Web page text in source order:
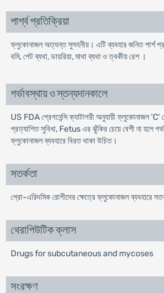
পার্শ্ব প্রতিক্রিয়া
ফ্লুকোনাজল অত্যন্ত সুসহনীয়। এটি ব্যবহার জনিত পার্শ
বমি, পেট ব্যথা, ডায়রিয়া, মাথা ব্যথা ও ত্বকীয় রেশ ।
গর্ভাবস্থায় ও স্তন্যদানকালে
US FDA প্রেগনেন্সি ক্যাটাগরী অনুযায়ী ফ্লুকোনাজল
প্রত্যাশিত সুবিধা, Fetus এর ঝুঁকির চেয়ে বেশী না হলে
ফ্লুকোনাজল ব্যবহারে বিরত থাকা উচিত।
সতর্কতা
প্রো-এরিদমিক রোগীদের ক্ষেত্রে ফ্লুকোনাজল ব্যবহারে
থেরাপিউটিক ক্লাস
Drugs for subcutaneous and mycoses
সংরক্ষণ